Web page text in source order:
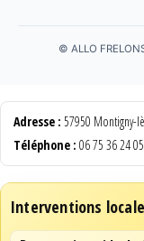
© ALLO
Adresse : 57950 Montigny-
Téléphone : 06 75 36 24 05
Interventions